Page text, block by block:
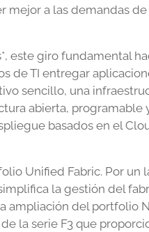
a las demandas
este giro fundamental
de TI entregar
sencillo, una
abierta, programable
basados en el
Unified Fabric. Por un
la gestión del
ampliación del portfolio
la serie F3 que